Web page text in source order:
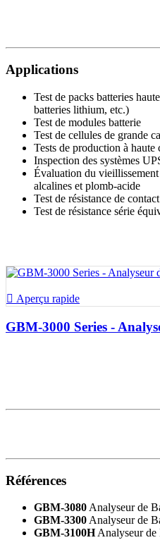
Applications
Test de packs batteries
batteries lithium, etc.)
Test de modules batterie
Test de cellules de grande
Tests de production à
Inspection des systèmes
Évaluation du
alcalines et plomb-acide
Test de résistance de contact
Test de résistance série
 Aperçu rapide
GBM-3000 Series -
Références
GBM-3080 Analyseur de
GBM-3300 Analyseur de
GBM-3100HAnalyseur de